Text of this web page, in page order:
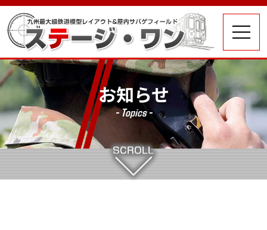
お知らせ
- Topics -